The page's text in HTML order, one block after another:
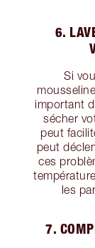
6.
Si
important
sécher
peut
peut
ces
les
7.